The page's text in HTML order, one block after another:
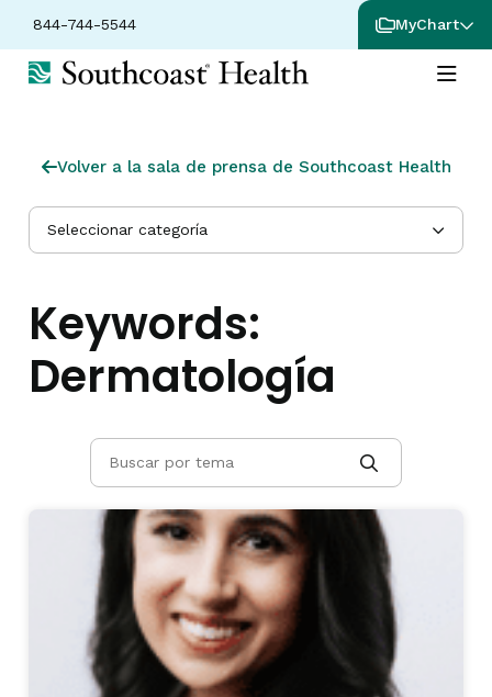
844-744-5544 MyChart
Volver a la sala de prensa de Southcoast Health
Seleccionar categoría
Keywords:
Dermatología